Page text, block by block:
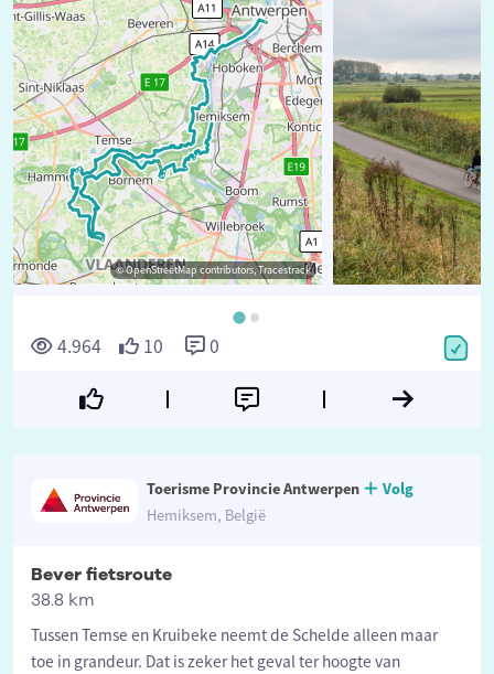
© OpenStreetMap contributors, Tracestrack
4.964 10 0
Toerisme Provincie Antwerpen
Volg
Hemiksem, België
Bever fietsroute
38.8 km
Tussen Temse en Kruibeke neemt de Schelde alleen maar
toe in grandeur. Dat is zeker het geval ter hoogte van